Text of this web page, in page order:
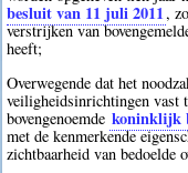
besluit van 11 juli 2011,
verstrijken van
heeft;
Overwegende dat het
veiligheidsinrichtingen vast
bovengenoemde koninklijk
met de kenmerkende
zichtbaarheid van bedoelde